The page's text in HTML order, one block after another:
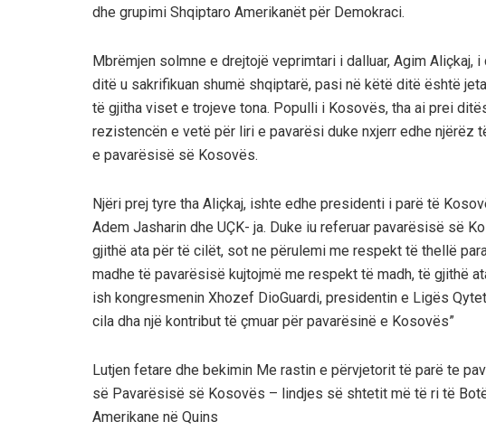
dhe grupimi Shqiptaro Amerikanët për Demokraci.
Mbrëmjen solmne e drejtojë veprimtari i dalluar, Agim
ditë u sakrifikuan shumë shqiptarë, pasi në këtë ditë është
të gjitha viset e trojeve tona. Populli i Kosovës, tha ai prei
rezistencën e vetë për liri e pavarësi duke nxjerr edhe njërëz
e pavarësisë së Kosovës.
Njëri prej tyre tha Aliçkaj, ishte edhe presidenti i parë të
Adem Jasharin dhe UÇK- ja. Duke iu referuar pavarësisë së
gjithë ata për të cilët, sot ne përulemi me respekt të thellë
madhe të pavarësisë kujtojmë me respekt të madh, të gjithë
ish kongresmenin Xhozef DioGuardi, presidentin e Ligës
cila dha një kontribut të çmuar për pavarësinë e Kosovës”
Lutjen fetare dhe bekimin Me rastin e përvjetorit të parë te
së Pavarësisë së Kosovës – lindjes së shtetit më të ri të
Amerikane në Quins